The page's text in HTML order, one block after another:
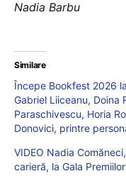
Nadia Barbu
Similare
Începe Bookfest 2026
Gabriel Liiceanu, Doina
Paraschivescu, Horia
Donovici, printre
VIDEO Nadia
carieră, la Gala